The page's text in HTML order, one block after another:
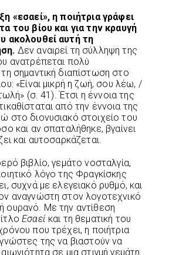
«εσαεί», η ποιήτρια γράφει
του βίου και για την κραυγή
ακολουθεί αυτή τη
Δεν αναιρεί τη σύλληψη της
ανατρέπεται πολύ
σημαντική διαπίστωση στο
«Είναι μικρή η ζωή, σου λέω, /
(σ. 41). Έτσι η έννοια της
από την έννοια της
στο διονυσιακό στοιχείο του
και αν σπαταλήθηκε, βγαίνει
και αυτοσαρκάζεται.
βιβλίο, γεμάτο νοσταλγία,
λόγο της Φραγκίσκης
συχνά με ελεγειακό ρυθμό, και
αναγνώστη στον λογοτεχνικό
ουρανό. Με την αντίθεση
Εσαεί και τη θεματική του
που τρέχει, η ποιήτρια
της να βιαστούν να
σε μια στιγμή γεμάτη